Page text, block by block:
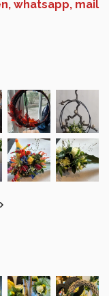
whatsapp, mail